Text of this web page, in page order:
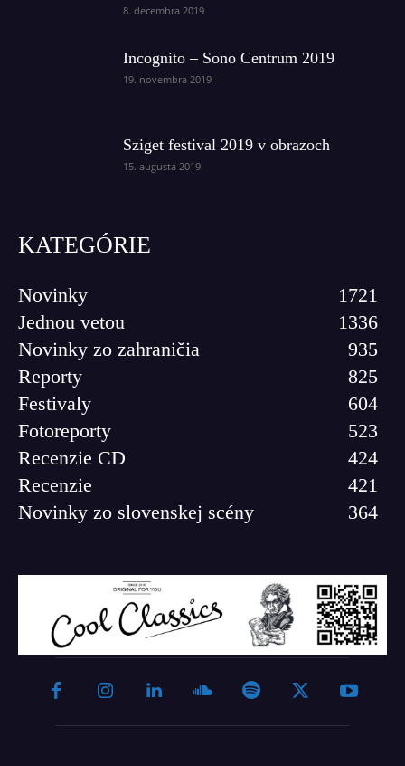
8. decembra 2019
Incognito – Sono Centrum 2019
19. novembra 2019
Sziget festival 2019 v obrazoch
15. augusta 2019
KATEGÓRIE
Novinky
1721
Jednou vetou
1336
Novinky zo zahraničia
935
Reporty
825
Festivaly
604
Fotoreporty
523
Recenzie CD
424
Recenzie
421
Novinky zo slovenskej scény
364